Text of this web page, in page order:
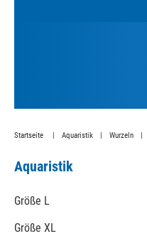
Startseite Aquaristik Wurzeln
Aquaristik
Größe L
Größe XL